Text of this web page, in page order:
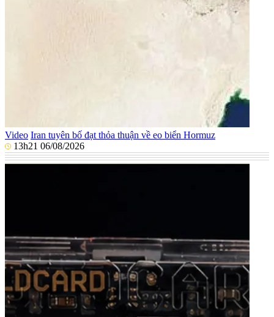
Video Iran tuyên bố đạt thỏa thuận về eo biển Hormuz
13h21 06/08/2026